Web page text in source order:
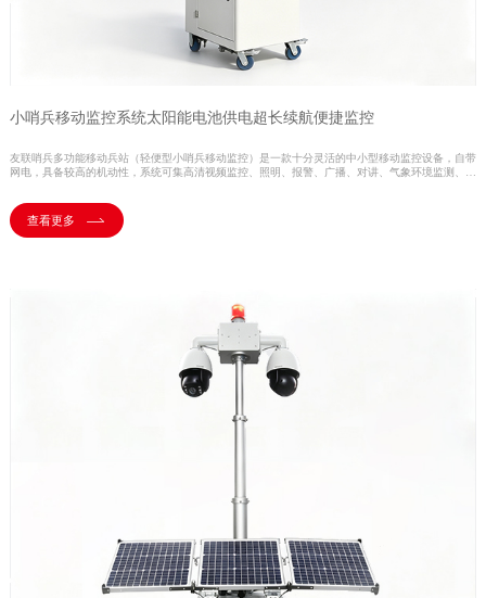
小哨兵移动监控系统太阳能电池供电超长续航便捷监控
友联哨兵多功能移动兵站（轻便型小哨兵移动监控）是一款十分灵活的中小型移动监控设备，自带
网电，具备较高的机动性，系统可集高清视频监控、照明、报警、广播、对讲、气象环境监测、存
管道巡检、工地监控、电力维修监控、活动安防、户外作业等临时监控或长期监控。
查看更多